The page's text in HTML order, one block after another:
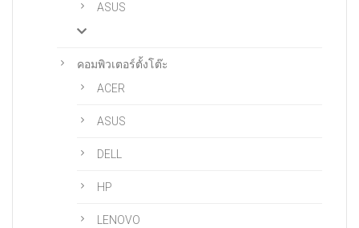
ASUS
คอมพิวเตอร์ตั้งโต๊ะ
ACER
ASUS
DELL
HP
LENOVO